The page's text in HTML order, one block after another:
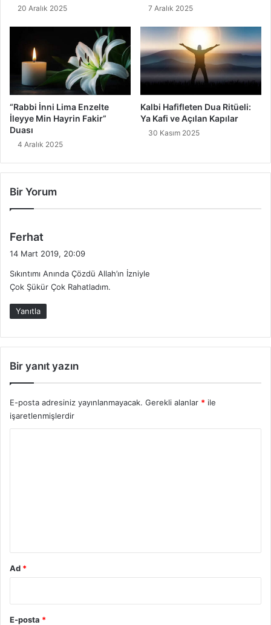
20 Aralık 2025 7 Aralık 2025
“Rabbi İnni Lima Enzelte
İleyye Min Hayrin Fakir”
Duası
4 Aralık 2025
Kalbi Hafifleten Dua Ritüeli:
Ya Kafi ve Açılan Kapılar
30 Kasım 2025
Bir Yorum
Ferhat
i
k
i
:
14 Mart 2019, 20:09
Sıkıntımı Anında Çözdü Allah’ın İzniyle
Çok Şükür Çok Rahatladım.
Yanıtla
Bir yanıt yazın
E-posta adresiniz yayınlanmayacak. Gerekli alanlar * ile
işaretlenmişlerdir
Ad *
E-posta *